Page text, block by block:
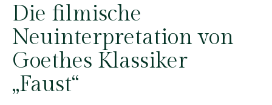
Die filmische
Neuinterpretation von
Goethes Klassiker
„Faust“